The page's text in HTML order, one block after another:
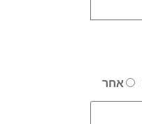
אחר